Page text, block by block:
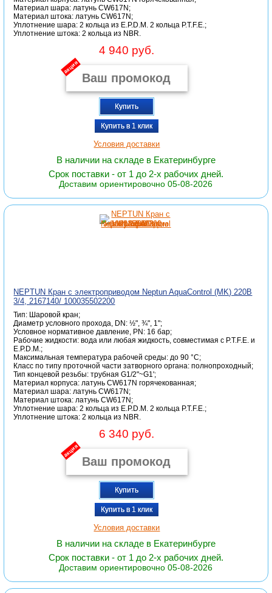
Материал шара: латунь CW617N;
Материал штока: латунь CW617N;
Уплотнение шара: 2 кольца из E.P.D.M. 2 кольца P.T.F.E.;
Уплотнение штока: 2 кольца из NBR.
4 940 руб.
акция
Купить
Купить в 1 клик
Условия доставки
В наличии на складе в Екатеринбурге
Срок поставки - от 1 до 2-х рабочих дней.
Доставим ориентировочно 05-08-2026
NEPTUN Кран с электроприводом Neptun AquaСontrol (MK) 220В
3/4, 2167140/ 100035502200
Тип: Шаровой кран;
Диаметр условного прохода, DN: ½", ¾", 1";
Условное нормативное давление, PN: 16 бар;
Рабочие жидкости: вода или любая жидкость, совместимая с P.T.F.E. и
E.P.D.M.;
Максимальная температура рабочей среды: до 90 °C;
Класс по типу проточной части затворного органа: полнопроходный;
Тип концевой резьбы: трубная G1/2"~G1';
Материал корпуса: латунь CW617N горячекованная;
Материал шара: латунь CW617N;
Материал штока: латунь CW617N;
Уплотнение шара: 2 кольца из E.P.D.M. 2 кольца P.T.F.E.;
Уплотнение штока: 2 кольца из NBR.
6 340 руб.
акция
Купить
Купить в 1 клик
Условия доставки
В наличии на складе в Екатеринбурге
Срок поставки - от 1 до 2-х рабочих дней.
Доставим ориентировочно 05-08-2026